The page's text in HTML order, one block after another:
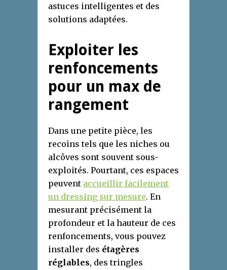
astuces intelligentes et des
solutions adaptées.
Exploiter les
renfoncements
pour un max de
rangement
Dans une petite pièce, les
recoins tels que les niches ou
alcôves sont souvent sous-
exploités. Pourtant, ces espaces
peuvent accueillir facilement
un dressing sur mesure. En
mesurant précisément la
profondeur et la hauteur de ces
renfoncements, vous pouvez
installer des étagères
réglables, des tringles